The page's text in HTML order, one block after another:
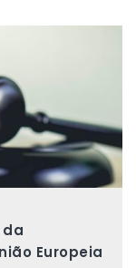
da
Europeia